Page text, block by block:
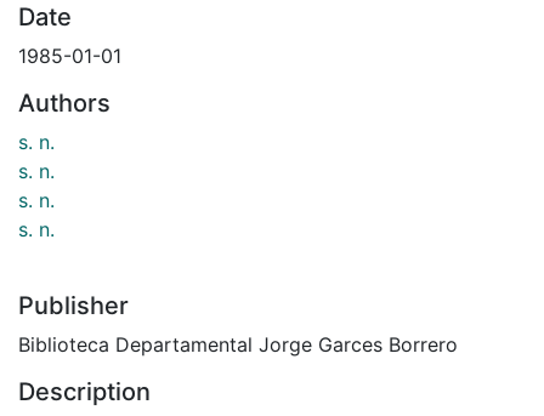
Date
1985-01-01
Authors
s. n.
s. n.
s. n.
s. n.
Publisher
Biblioteca Departamental Jorge Garces Borrero
Description